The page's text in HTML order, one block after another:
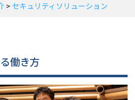
> セキュリティソリューション
働き方